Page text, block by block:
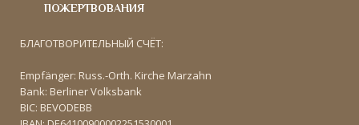
ПОЖЕРТВОВАНИЯ
БЛАГОТВОРИТЕЛЬНЫЙ СЧЁТ:
Empfänger: Russ.-Orth. Kirche Marzahn
Bank: Berliner Volksbank
BIC: BEVODEBB